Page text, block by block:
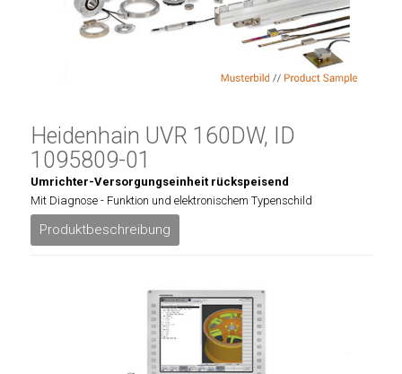
Heidenhain UVR 160DW, ID
1095809-01
Umrichter-Versorgungseinheit rückspeisend
Mit Diagnose - Funktion und elektronischem Typenschild
Produktbeschreibung